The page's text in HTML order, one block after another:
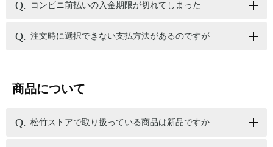
コンビニ前払いの入金期限が切れてしまった
注文時に選択できない支払方法があるのですが
商品について
松竹ストアで取り扱っている商品は新品ですか